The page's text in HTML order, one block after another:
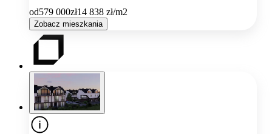
od579 000zł14 838 zł/m2
Zobacz mieszkania